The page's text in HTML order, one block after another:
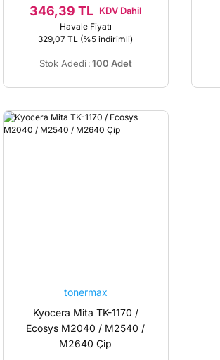
346,39 TL KDV Dahil
Havale Fiyatı
329,07 TL (%5 indirimli)
Stok Adedi :100 Adet
tonermax
Kyocera Mita TK-1170 /
Ecosys M2040 / M2540 /
M2640 Çip